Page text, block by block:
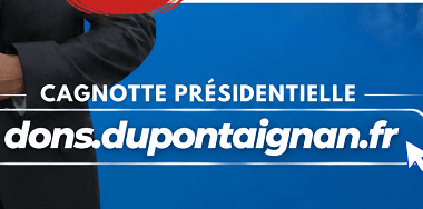
Article
suivant
Nicolas Dupont-Aignan invité sur
BFMTV (18 juillet 2020)